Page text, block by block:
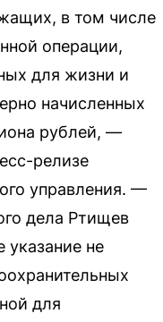
в том числе
операции,
для жизни и
начисленных
рублей, —
релизе
управления. —
дела Ртищев
указание не
для